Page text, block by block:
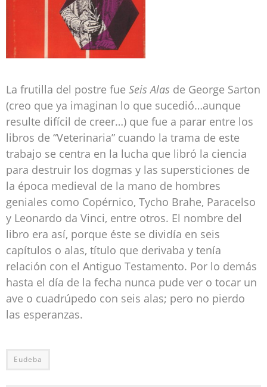
La frutilla del postre fue Seis Alas de George Sarton
(creo que ya imaginan lo que sucedió…aunque
resulte difícil de creer…) que fue a parar entre los
libros de “Veterinaria” cuando la trama de este
trabajo se centra en la lucha que libró la ciencia
para destruir los dogmas y las supersticiones de
la época medieval de la mano de hombres
geniales como Copérnico, Tycho Brahe, Paracelso
y Leonardo da Vinci, entre otros. El nombre del
libro era así, porque éste se dividía en seis
capítulos o alas, título que derivaba y tenía
relación con el Antiguo Testamento. Por lo demás
hasta el día de la fecha nunca pude ver o tocar un
ave o cuadrúpedo con seis alas; pero no pierdo
las esperanzas.
Eudeba